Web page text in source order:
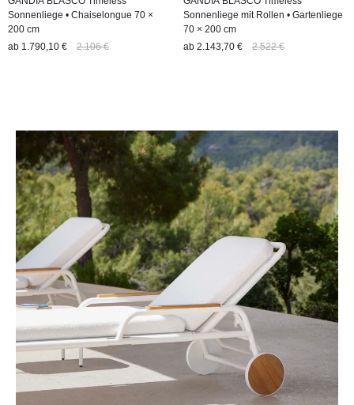
Sonnenliege • Chaiselongue 70 ×
200 cm
ab 1.790,10 € 2.106 €
Sonnenliege mit Rollen • Gartenliege
70 × 200 cm
ab 2.143,70 € 2.522 €